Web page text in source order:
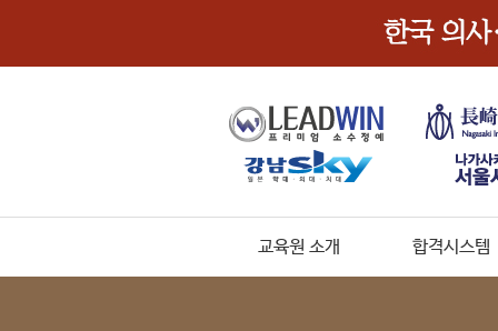
교육원 소개 합격시스템